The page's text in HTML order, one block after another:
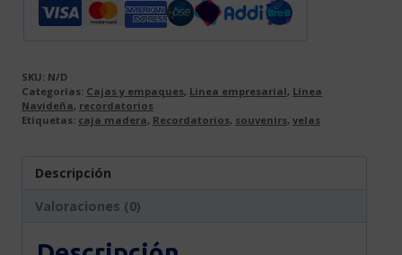
madre,
cumpleaños…
SKU: N/D
Categorías: Cajas y empaques, Linea empresarial, Línea
Navideña, recordatorios
Etiquetas: caja madera, Recordatorios, souvenirs, velas
Descripción
Valoraciones (0)